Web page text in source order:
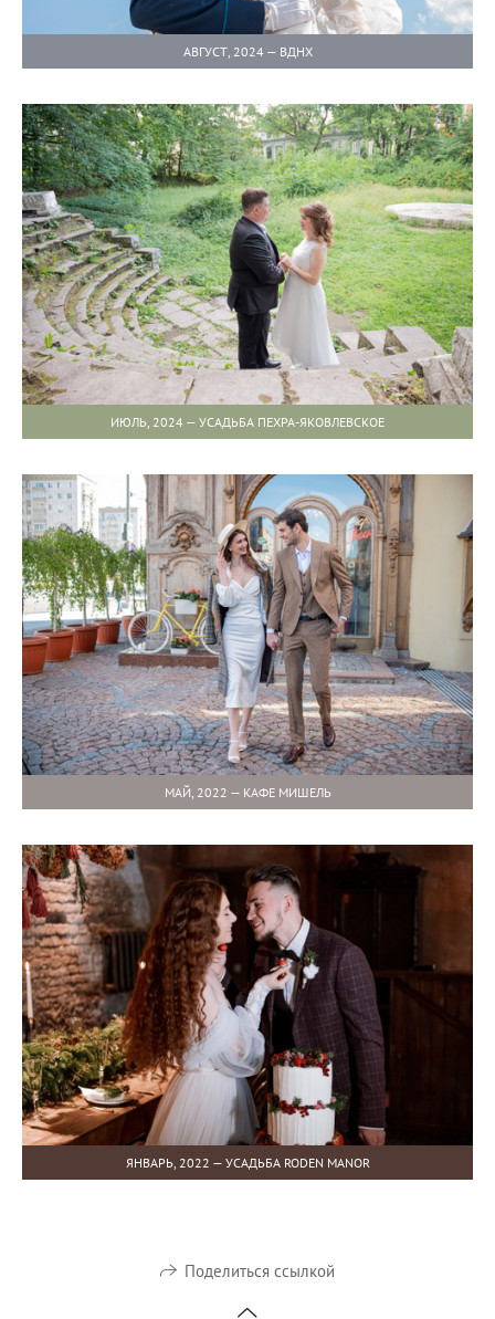
АВГУСТ, 2024 — ВДНХ
ИЮЛЬ, 2024 — УСАДЬБА ПЕХРА-ЯКОВЛЕВСКОЕ
МАЙ, 2022 — КАФЕ МИШЕЛЬ
ЯНВАРЬ, 2022 — УСАДЬБА RODEN MANOR
Поделиться ссылкой